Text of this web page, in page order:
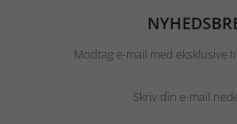
Modtag e-mail med eksklusive
Skriv din e-mail